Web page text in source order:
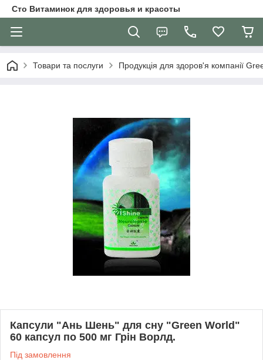
Сто Витаминок для здоровья и красоты
Товари та послуги Продукція для здоров'я компанії
Капсули "Ань Шень" для сну "Green World"
60 капсул по 500 мг Грін Ворлд.
Під замовлення